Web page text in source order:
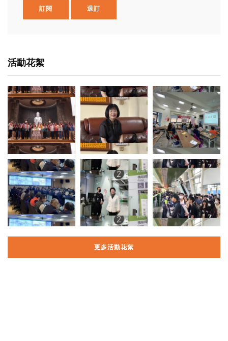
訂閱 退訂
活動花絮
更多活動花絮